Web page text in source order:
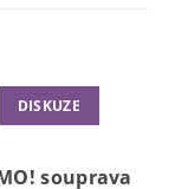
DISKUZE
souprava